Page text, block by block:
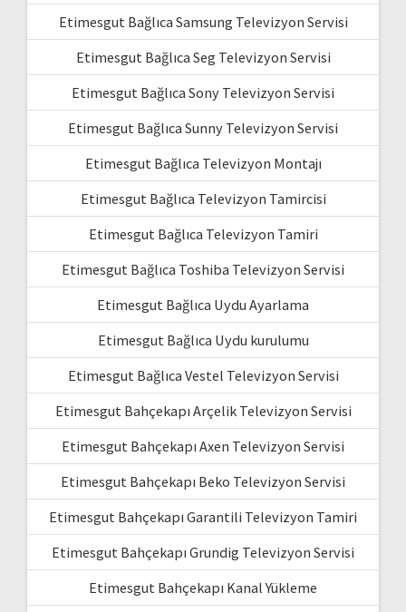
Etimesgut Bağlıca Samsung Televizyon Servisi
Etimesgut Bağlıca Seg Televizyon Servisi
Etimesgut Bağlıca Sony Televizyon Servisi
Etimesgut Bağlıca Sunny Televizyon Servisi
Etimesgut Bağlıca Televizyon Montajı
Etimesgut Bağlıca Televizyon Tamircisi
Etimesgut Bağlıca Televizyon Tamiri
Etimesgut Bağlıca Toshiba Televizyon Servisi
Etimesgut Bağlıca Uydu Ayarlama
Etimesgut Bağlıca Uydu kurulumu
Etimesgut Bağlıca Vestel Televizyon Servisi
Etimesgut Bahçekapı Arçelik Televizyon Servisi
Etimesgut Bahçekapı Axen Televizyon Servisi
Etimesgut Bahçekapı Beko Televizyon Servisi
Etimesgut Bahçekapı Garantili Televizyon Tamiri
Etimesgut Bahçekapı Grundig Televizyon Servisi
Etimesgut Bahçekapı Kanal Yükleme